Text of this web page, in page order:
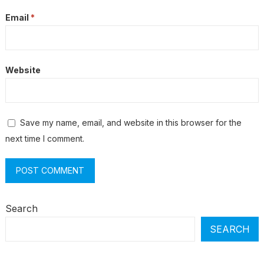
Email *
Website
Save my name, email, and website in this browser for the
next time I comment.
Search
SEARCH